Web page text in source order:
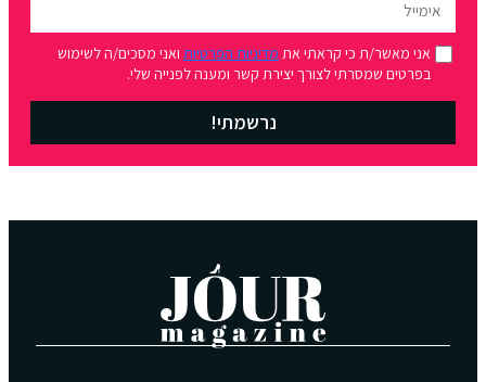
מדיניות הפרטיותואני מסכים/ה לשימוש
קשר ומענה לפנייה שלי.